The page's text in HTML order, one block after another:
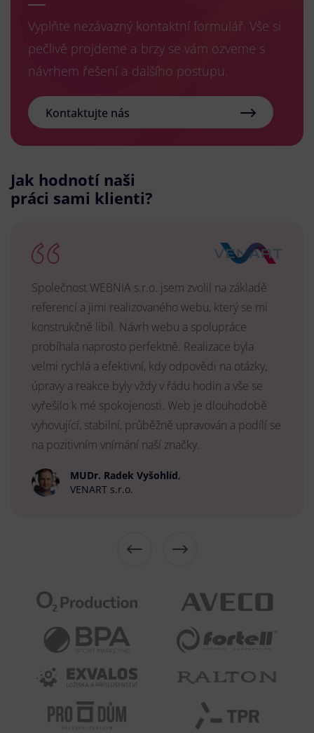
Vyplňte nezávazný kontaktní formulář. Vše si
pečlivě projdeme a brzy se vám ozveme s
návrhem řešení a dalšího postupu.
Kontaktujte nás
Jak hodnotí naši
práci sami klienti?
Společnost WEBNIA s.r.o. jsem zvolil na základě
referencí a jimi realizovaného webu, který se mi
konstrukčně libíl. Návrh webu a spolupráce
probíhala naprosto perfektně. Realizace byla
velmi rychlá a efektivní, kdy odpovědi na otázky,
úpravy a reakce byly vždy v řádu hodin a vše se
vyřešilo k mé spokojenosti. Web je dlouhodobě
vyhovující, stabilní, průběžně upravován a podílí se
na pozitivním vnímání naší značky.
MUDr. Radek Vyšohlíd,
VENART s.r.o.